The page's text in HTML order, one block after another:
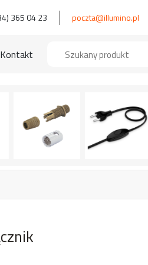
365 04 23 poczta@illumino.pl
Kontakt